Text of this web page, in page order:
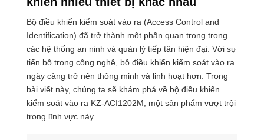
Bộ điều khiển kiểm soát vào ra (Access Control and
Identification) đã trở thành một phần quan trọng trong
các hệ thống an ninh và quản lý tiếp tân hiện đại. Với sự
tiến bộ trong công nghệ, bộ điều khiển kiểm soát vào ra
ngày càng trở nên thông minh và linh hoạt hơn. Trong
bài viết này, chúng ta sẽ khám phá về bộ điều khiển
kiểm soát vào ra KZ-ACI1202M, một sản phẩm vượt trội
trong lĩnh vực này.